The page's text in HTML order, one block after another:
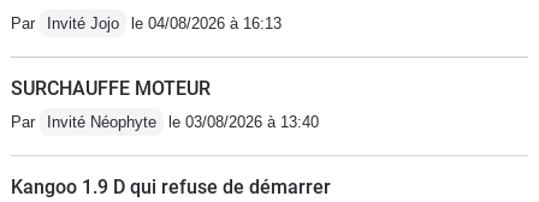
Par Invité Jojo le 04/08/2026 à 16:13
SURCHAUFFE MOTEUR
Par Invité Néophyte le 03/08/2026 à 13:40
Kangoo 1.9 D qui refuse de démarrer